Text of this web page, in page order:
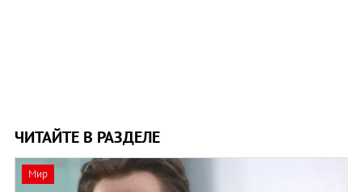
ЧИТАЙТЕ В РАЗДЕЛЕ
Мир